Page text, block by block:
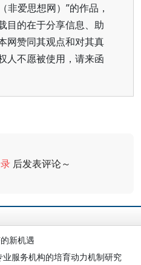
非爱思想网）”的作品，
目的在于分享信息、助
网赞同其观点和对其真
人不愿被使用，请来函
后发表评论～
新机遇
服务机构的培育动力机制研究